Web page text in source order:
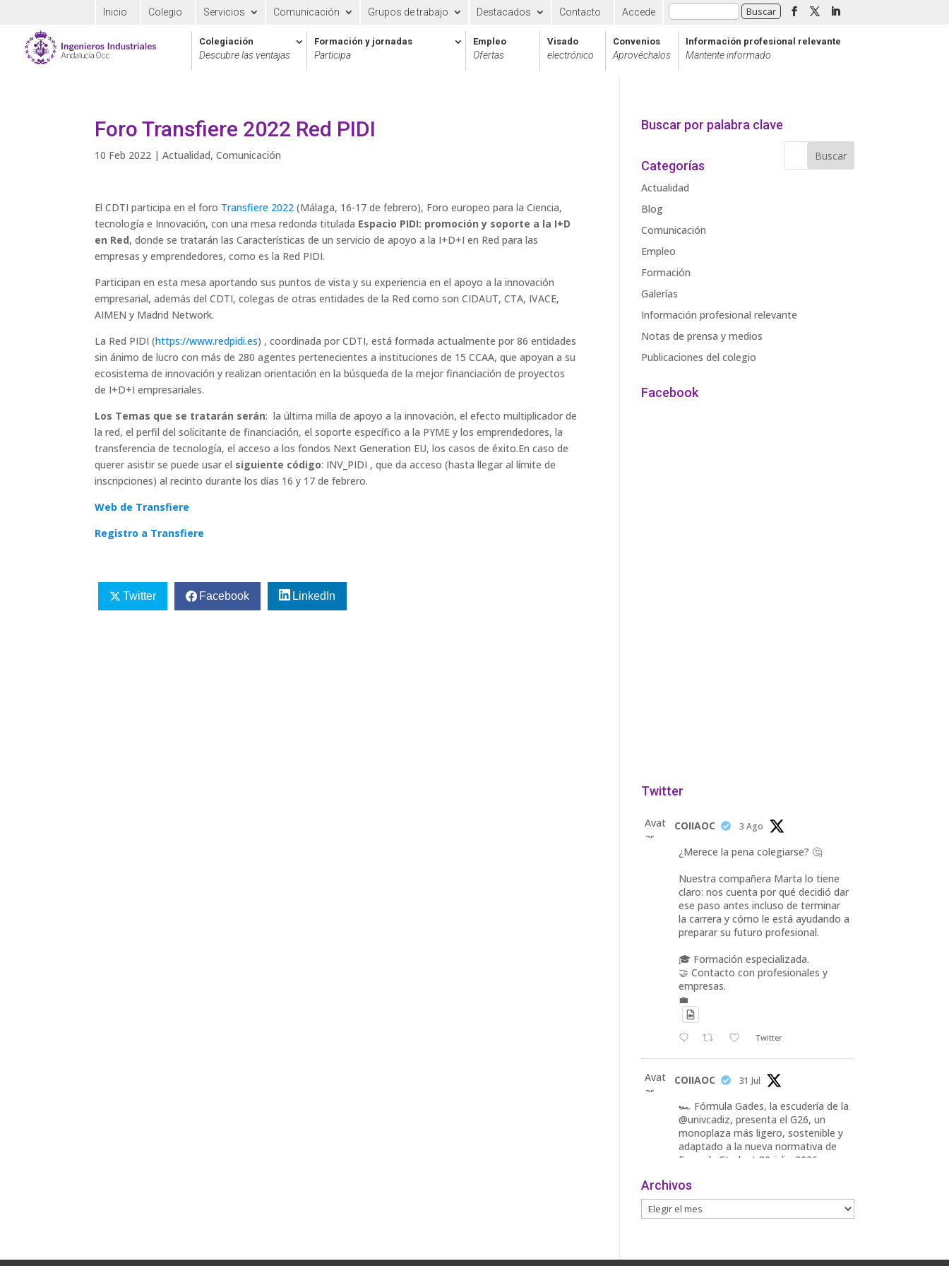
Inicio Colegio Servicios Comunicación Grupos de trabajo Destacados Contacto Accede
Colegiación
Descubre las ventajas
Formación y jornadas
Participa
Empleo
Ofertas
Visado
electrónico
Convenios
Aprovéchalos
Información profesional relevante
Mantente informado
Foro Transfiere 2022 Red PIDI
10 Feb 2022 |Actualidad,Comunicación
El CDTI participa en el foro Transfiere 2022 (Málaga, 16-17 de febrero), Foro europeo para la Ciencia,
tecnología e Innovación, con una mesa redonda titulada Espacio PIDI: promoción y soporte a la I+D
en Red, donde se tratarán las Características de un servicio de apoyo a la I+D+I en Red para las
empresas y emprendedores, como es la Red PIDI.
Participan en esta mesa aportando sus puntos de vista y su experiencia en el apoyo a la innovación
empresarial, además del CDTI, colegas de otras entidades de la Red como son CIDAUT, CTA, IVACE,
AIMEN y Madrid Network.
La Red PIDI (https://www.redpidi.es) , coordinada por CDTI, está formada actualmente por 86 entidades
sin ánimo de lucro con más de 280 agentes pertenecientes a instituciones de 15 CCAA, que apoyan a su
ecosistema de innovación y realizan orientación en la búsqueda de la mejor financiación de proyectos
de I+D+I empresariales.
Los Temas que se tratarán serán: la última milla de apoyo a la innovación, el efecto multiplicador de
la red, el perfil del solicitante de financiación, el soporte específico a la PYME y los emprendedores, la
transferencia de tecnología, el acceso a los fondos Next Generation EU, los casos de éxito.En caso de
querer asistir se puede usar el siguiente código: INV_PIDI , que da acceso (hasta llegar al límite de
inscripciones) al recinto durante los días 16 y 17 de febrero.
Web de Transfiere
Registro a Transfiere
Twitter Facebook LinkedIn
Buscar por palabra clave
Categorías
Actualidad
Blog
Comunicación
Empleo
Formación
Galerías
Información profesional relevante
Notas de prensa y medios
Publicaciones del colegio
Facebook
Twitter
Avat
ar
COIIAOC 3 Ago
¿Merece la pena colegiarse? 🤔
Nuestra compañera Marta lo tiene
claro: nos cuenta por qué decidió dar
ese paso antes incluso de terminar
la carrera y cómo le está ayudando a
preparar su futuro profesional.
🎓 Formación especializada.
🤝 Contacto con profesionales y
empresas.
💼
Twitter
Avat
ar
COIIAOC 31 Jul
🏎️ Fórmula Gades, la escudería de la
@univcadiz, presenta el G26, un
monoplaza más ligero, sostenible y
adaptado a la nueva normativa de
Formula Student 30 julio 2026.
En la presentación, que tuvo lugar
este miércoles, estuvieron presentes
María Luisa Bea, Presidenta
Archivos